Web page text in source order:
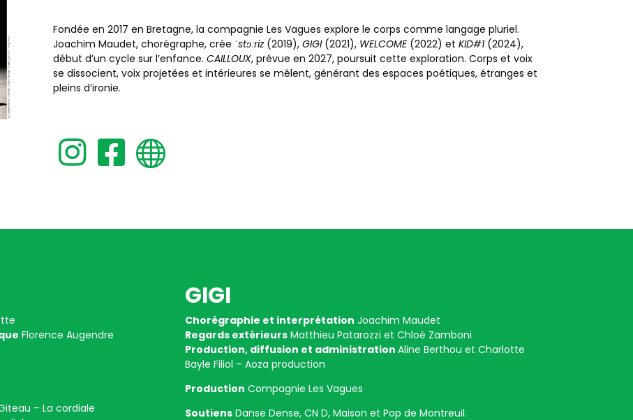
Fondée en 2017 en Bretagne, la compagnie Les Vagues explore le corps comme langage pluriel.
Joachim Maudet, chorégraphe, crée ˈstɔːriz(2019), GIGI(2021), WELCOME(2022) et KID#1(2024),
début d’un cycle sur l’enfance. CAILLOUX, prévue en 2027, poursuit cette exploration. Corps et voix
se dissocient, voix projetées et intérieures se mêlent, générant des espaces poétiques, étranges et
pleins d’ironie.
  
Florence Augendre
– La cordiale
GIGI
Chorégraphie et interprétation Joachim Maudet
Regards extérieursMatthieu Patarozzi et Chloé Zamboni
Production, diffusion et administration Aline Berthou et Charlotte
Bayle Filiol – Aoza production
Production Compagnie Les Vagues
SoutiensDanse Dense, CN D, Maison et Pop de Montreuil.